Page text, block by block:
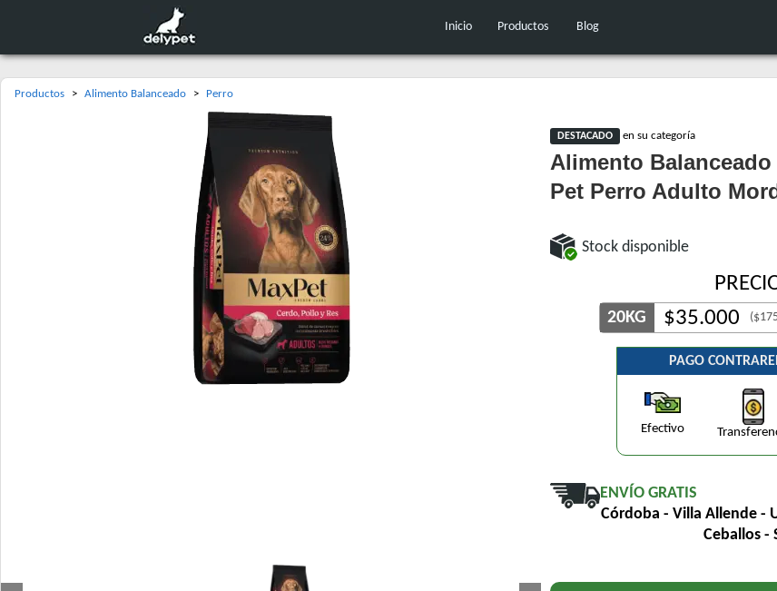
Inicio Productos Blog
Productos > Alimento Balanceado > Perro
DESTACADO en su categoría
Alimento
Pet Perro Adulto
Stock disponible
20KG $35.000
PAGO
Efectivo
ENVÍO GRATIS
Córdoba - Villa Allende -
Ceballos -